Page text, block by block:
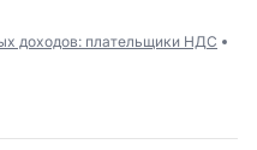
доходов: плательщики НДС